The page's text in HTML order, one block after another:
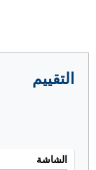
التقييم
الشاشة